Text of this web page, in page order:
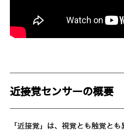
近接覚センサーの概要
「近接覚」は、視覚とも触覚とも